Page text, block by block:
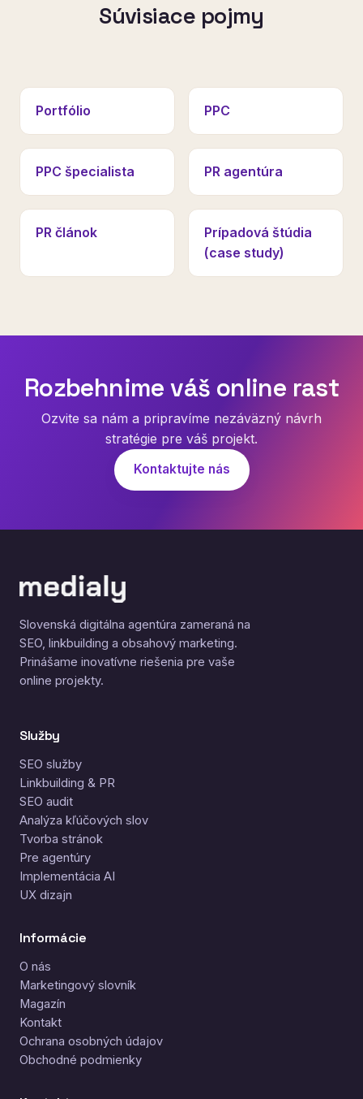
Súvisiace pojmy
Portfólio PPC
PPC špecialista PR agentúra
PR článok
Prípadová štúdia
(case study)
Rozbehnime váš online rast
Ozvite sa nám a pripravíme nezáväzný návrh
stratégie pre váš projekt.
Kontaktujte nás
Slovenská digitálna agentúra zameraná na
SEO, linkbuilding a obsahový marketing.
Prinášame inovatívne riešenia pre vaše
online projekty.
Služby
SEO služby
Linkbuilding & PR
SEO audit
Analýza kľúčových slov
Tvorba stránok
Pre agentúry
Implementácia AI
UX dizajn
Informácie
O nás
Marketingový slovník
Magazín
Kontakt
Ochrana osobných údajov
Obchodné podmienky